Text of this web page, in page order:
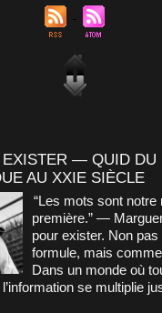
— QUID DU
AU XXIE SIÈCLE
“Les mots sont notre
première.” —
pour exister. Non
formule, mais
Dans un monde où
se multiplie